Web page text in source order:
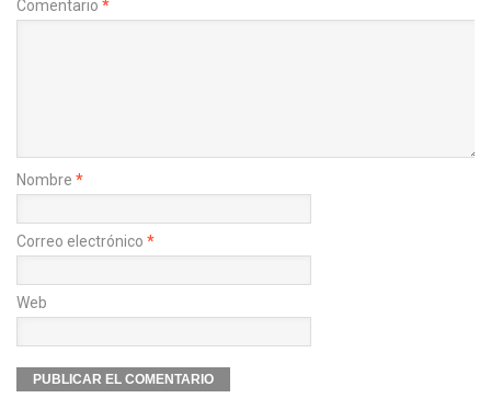
Comentario *
Nombre *
Correo electrónico *
Web